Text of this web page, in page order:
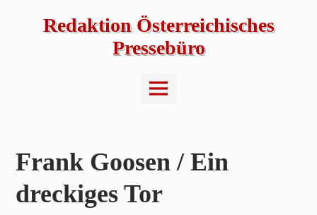
Redaktion Österreichisches
Pressebüro
Main
Menu
Frank Goosen / Ein
dreckiges Tor